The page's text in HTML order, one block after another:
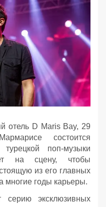
отель D Maris Bay, 29
состоится
поп-музыки
на сцену, чтобы
из его главных
многие годы карьеры.
серию эксклюзивных